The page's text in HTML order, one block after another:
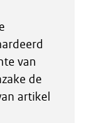
van
de
artikel